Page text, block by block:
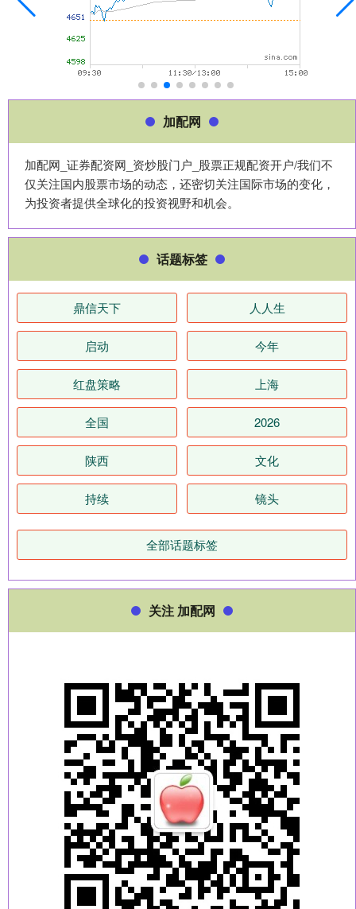
加配网
加配网_证券配资网_资炒股门户_股票正规配资开户/我们不
仅关注国内股票市场的动态，还密切关注国际市场的变化，
为投资者提供全球化的投资视野和机会。
话题标签
鼎信天下 人人生
启动 今年
红盘策略 上海
全国 2026
陕西 文化
持续 镜头
全部话题标签
关注 加配网